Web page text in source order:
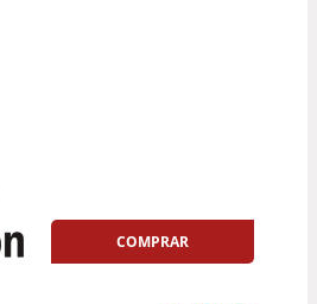
COMPRAR